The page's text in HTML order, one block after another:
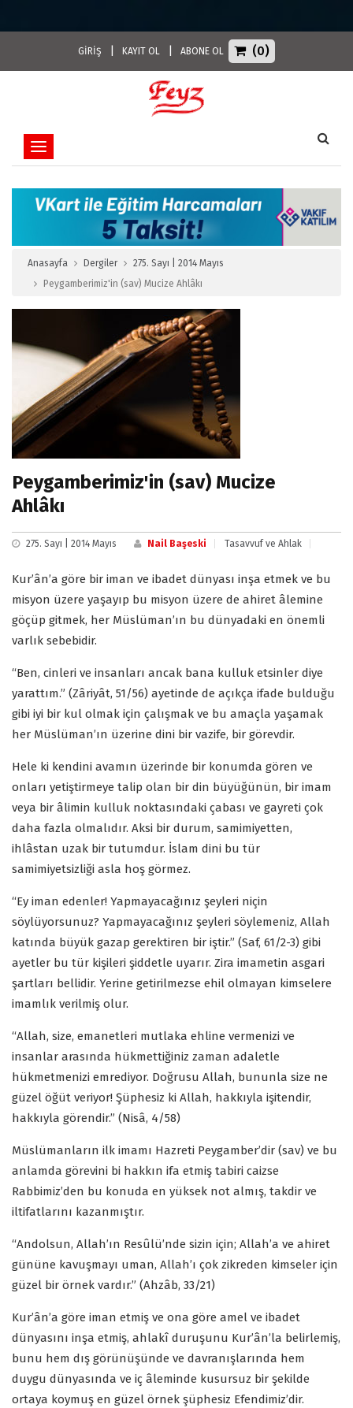
GİRİŞ KAYIT OL ABONE OL (0)
Toggle navigation
Anasayfa Dergiler
275. Sayı | 2014 Mayıs
Peygamberimiz'in (sav) Mucize Ahlâkı
Peygamberimiz'in (sav) Mucize
Ahlâkı
275. Sayı | 2014 Mayıs Nail Başeski Tasavvuf ve Ahlak
Kur’ân’a göre bir iman ve ibadet dünyası inşa etmek ve bu
misyon üzere yaşayıp bu misyon üzere de ahiret âlemine
göçüp gitmek, her Müslüman’ın bu dünyadaki en önemli
varlık sebebidir.
“Ben, cinleri ve insanları ancak bana kulluk etsinler diye
yarattım.” (Zâriyât, 51/56) ayetinde de açıkça ifade bulduğu
gibi iyi bir kul olmak için çalışmak ve bu amaçla yaşamak
her Müslüman’ın üzerine dini bir vazife, bir görevdir.
Hele ki kendini avamın üzerinde bir konumda gören ve
onları yetiştirmeye talip olan bir din büyüğünün, bir imam
veya bir âlimin kulluk noktasındaki çabası ve gayreti çok
daha fazla olmalıdır. Aksi bir durum, samimiyetten,
ihlâstan uzak bir tutumdur. İslam dini bu tür
samimiyetsizliği asla hoş görmez.
“Ey iman edenler! Yapmayacağınız şeyleri niçin
söylüyorsunuz? Yapmayacağınız şeyleri söylemeniz, Allah
katında büyük gazap gerektiren bir iştir.” (Saf, 61/2-3) gibi
ayetler bu tür kişileri şiddetle uyarır. Zira imametin asgari
şartları bellidir. Yerine getirilmezse ehil olmayan kimselere
imamlık verilmiş olur.
“Allah, size, emanetleri mutlaka ehline vermenizi ve
insanlar arasında hükmettiğiniz zaman adaletle
hükmetmenizi emrediyor. Doğrusu Allah, bununla size ne
güzel öğüt veriyor! Şüphesiz ki Allah, hakkıyla işitendir,
hakkıyla görendir.” (Nisâ, 4/58)
Müslümanların ilk imamı Hazreti Peygamber’dir (sav) ve bu
anlamda görevini bi hakkın ifa etmiş tabiri caizse
Rabbimiz’den bu konuda en yüksek not almış, takdir ve
iltifatlarını kazanmıştır.
“Andolsun, Allah’ın Resûlü’nde sizin için; Allah’a ve ahiret
gününe kavuşmayı uman, Allah’ı çok zikreden kimseler için
güzel bir örnek vardır.” (Ahzâb, 33/21)
Kur’ân’a göre iman etmiş ve ona göre amel ve ibadet
dünyasını inşa etmiş, ahlakî duruşunu Kur’ân’la belirlemiş,
bunu hem dış görünüşünde ve davranışlarında hem
duygu dünyasında ve iç âleminde kusursuz bir şekilde
ortaya koymuş en güzel örnek şüphesiz Efendimiz’dir.